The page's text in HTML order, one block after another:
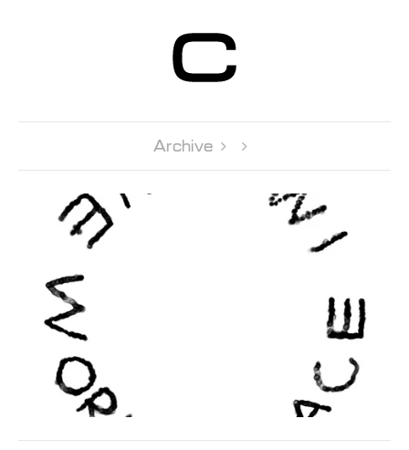
Contemporain
Genève
Archive  